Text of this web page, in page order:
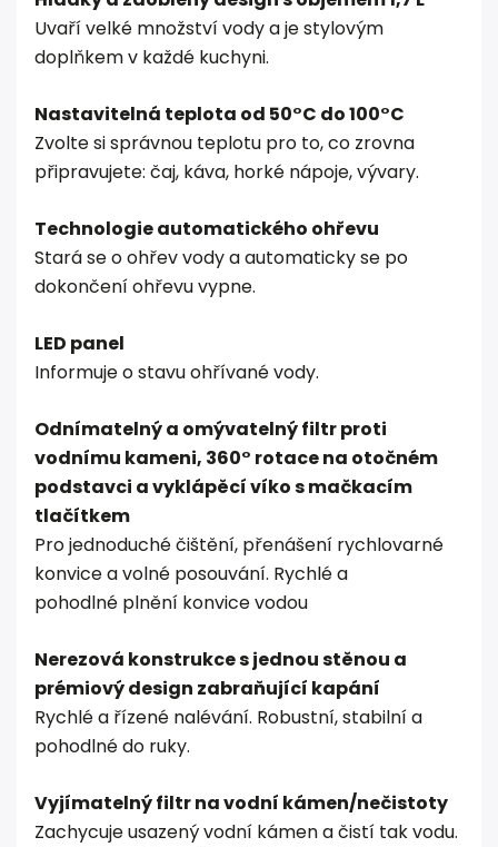
Uvaří velké množství vody a je stylovým
doplňkem v každé kuchyni.
Nastavitelná teplota od 50°C do 100°C
Zvolte si správnou teplotu pro to, co zrovna
připravujete: čaj, káva, horké nápoje, vývary.
Technologie automatického ohřevu
Stará se o ohřev vody a automaticky se po
dokončení ohřevu vypne.
LED panel
Informuje o stavu ohřívané vody.
Odnímatelný a omývatelný filtr proti
vodnímu kameni, 360° rotace na otočném
podstavci a vyklápěcí víko s mačkacím
tlačítkem
Pro jednoduché čištění, přenášení rychlovarné
konvice a volné posouvání. Rychlé a
pohodlné plnění konvice vodou
Nerezová konstrukce s jednou stěnou a
prémiový design zabraňující kapání
Rychlé a řízené nalévání. Robustní, stabilní a
pohodlné do ruky.
Vyjímatelný filtr na vodní kámen/nečistoty
Zachycuje usazený vodní kámen a čistí tak vodu.